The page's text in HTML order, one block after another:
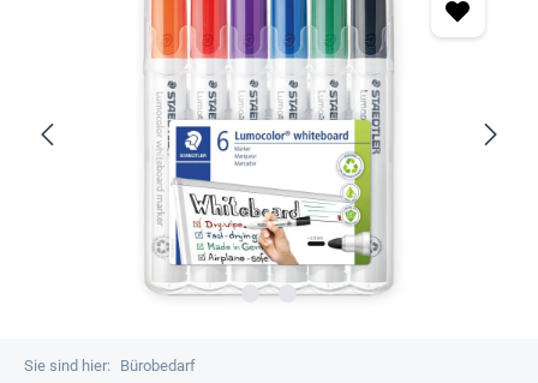
Sie sind hier: Bürobedarf